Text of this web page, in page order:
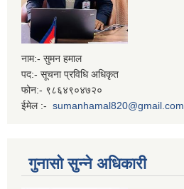
नाम:- सुमन हमाल
पद:- सूचना प्रविधि अधिकृत
फोन:- ९८६४९०४७२०
ईमेल :- sumanhamal820@gmail.com
गुनासो सुन्ने अधिकारी